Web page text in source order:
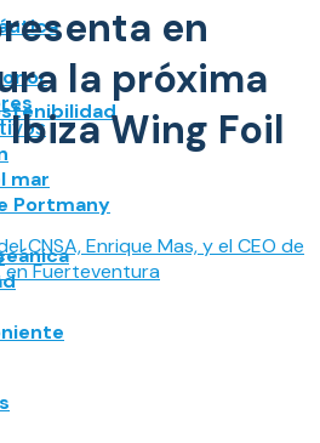
mar
Portmany
en
la próxima
Wing Foil